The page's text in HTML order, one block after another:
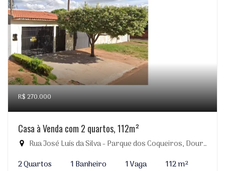
R$ 270.000
Casa à Venda com 2 quartos, 112m²
Rua José Luís da Silva - Parque dos Coqueiros, Dourados-MS
2 Quartos
1 Banheiro 1 Vaga
112 m²